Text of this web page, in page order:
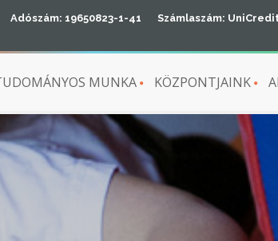
Adószám: 19650823-1-41
Számlaszám:
MUNKA KÖZPONTJAINK